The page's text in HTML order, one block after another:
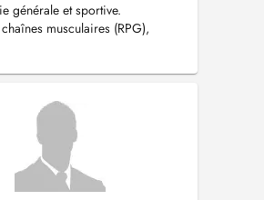
générale et sportive.
musculaires (RPG),
thérapie manuelle, drainage
kiné respiratoire, thérapie